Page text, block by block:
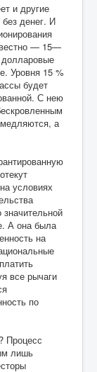
и другие
денег. И
— 15—
долларовые
Уровня 15 %
будет
С нею
а
условиях
А она была
на
все рычаги
по
Процесс
лишь